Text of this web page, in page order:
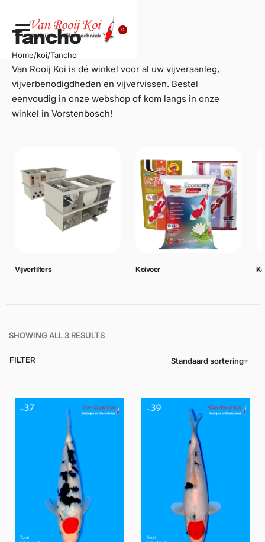
0
Tancho
Home/koi/Tancho
Van Rooij Koi is dé winkel voor al uw vijveraanleg,
vijverbenodigdheden en vijvervissen. Bestel
eenvoudig in onze webshop of kom langs in onze
winkel in Vorstenbosch!
Vijverfilters Koivoer
SHOWING ALL 3 RESULTS
Standaard sortering
FILTER